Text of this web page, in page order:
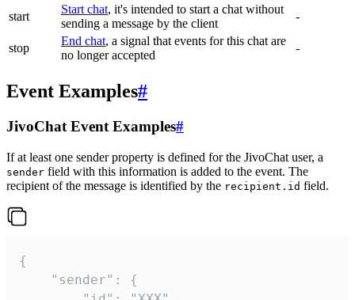
start
Start chat, it's intended to start a chat without
sending a message by the client
-
stop
End chat, a signal that events for this chat are
no longer accepted
-
Event Examples#
JivoChat Event Examples#
If at least one sender property is defined for the JivoChat user, a
sender field with this information is added to the event. The
recipient of the message is identified by the recipient.id field.
{